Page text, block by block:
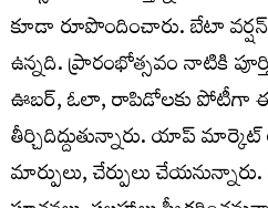
కూడా రూపొందించారు. బేటా
ఉన్నది. ప్రారంభోత్సవం నాటికి
ఊబర్, ఓలా, రాపిడోలకు పోటీగా
తీర్చిదిద్దుతున్నారు. యాప్
మార్పులు, చేర్పులు